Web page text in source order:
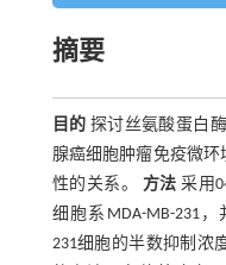
摘要
目的 探讨丝氨酸蛋白酶
腺癌细胞肿瘤免疫微环
性的关系。 方法 采用
细胞系MDA-MB-231，
231细胞的半数抑制浓